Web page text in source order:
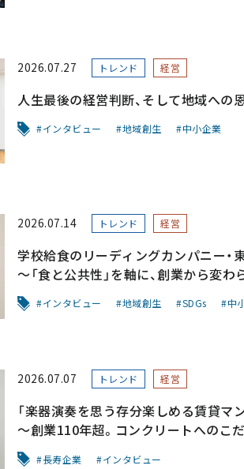
2026.07.27 トレンド 経営
人生最後の経営判断、そして地域への
インタビュー 地域創生 中小企業
2026.07.14 トレンド 経営
学校給食のリーディングカンパニー・
～「食と公共性」を軸に、創業から変
～
インタビュー 地域創生 SDGs 中
2026.07.07 トレンド 経営
「楽器演奏を思う存分楽しめる賃貸マ
～創業110年超。コンクリートへのこ
が拓く未来～
長寿企業 インタビュー